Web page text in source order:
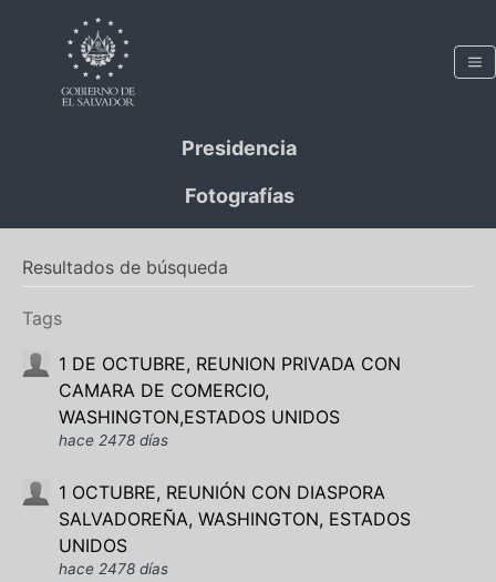
Presidencia
Fotografías
Resultados de búsqueda
Tags
1 DE OCTUBRE, REUNION PRIVADA CON
CAMARA DE COMERCIO,
WASHINGTON,ESTADOS UNIDOS
hace 2478 días
1 OCTUBRE, REUNIÓN CON DIASPORA
SALVADOREÑA, WASHINGTON, ESTADOS
UNIDOS
hace 2478 días